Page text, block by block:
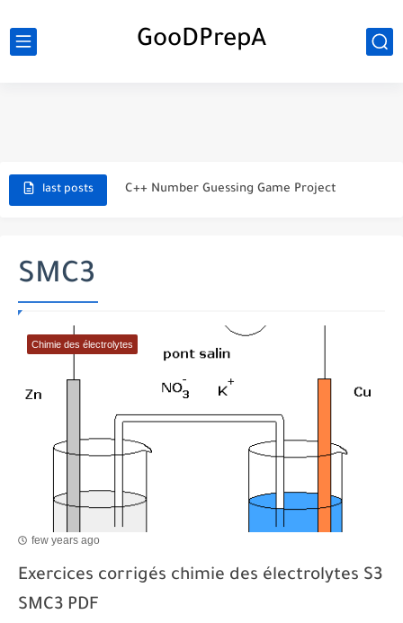
GooDPrepA
last posts C++ Number Guessing Game Project
La Communication Oral en PDF
Chute libre verticale d’un solide
SMC3
Chimie des électrolytes
few years ago
Exercices corrigés chimie des électrolytes S3
SMC3 PDF